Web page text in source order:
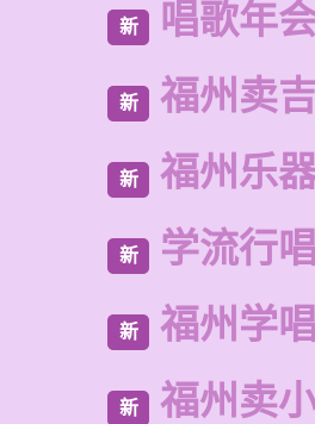
新 唱歌年
新 福州卖
新 福州乐
新 学流行
新 福州学
新 福州卖